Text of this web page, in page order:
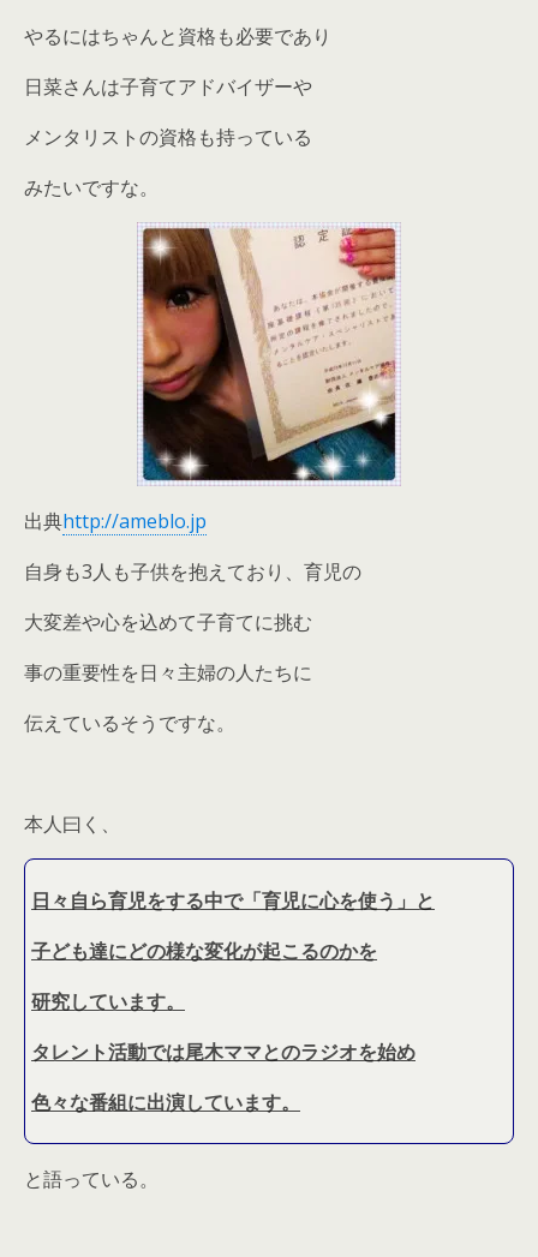
やるにはちゃんと資格も必要であり
日菜さんは子育てアドバイザーや
メンタリストの資格も持っている
みたいですな。
出典http://ameblo.jp
自身も3人も子供を抱えており、育児の
大変差や心を込めて子育てに挑む
事の重要性を日々主婦の人たちに
伝えているそうですな。
本人曰く、
日々自ら育児をする中で「育児に心を使う」と
子ども達にどの様な変化が起こるのかを
研究しています。
タレント活動では尾木ママとのラジオを始め
色々な番組に出演しています。
と語っている。